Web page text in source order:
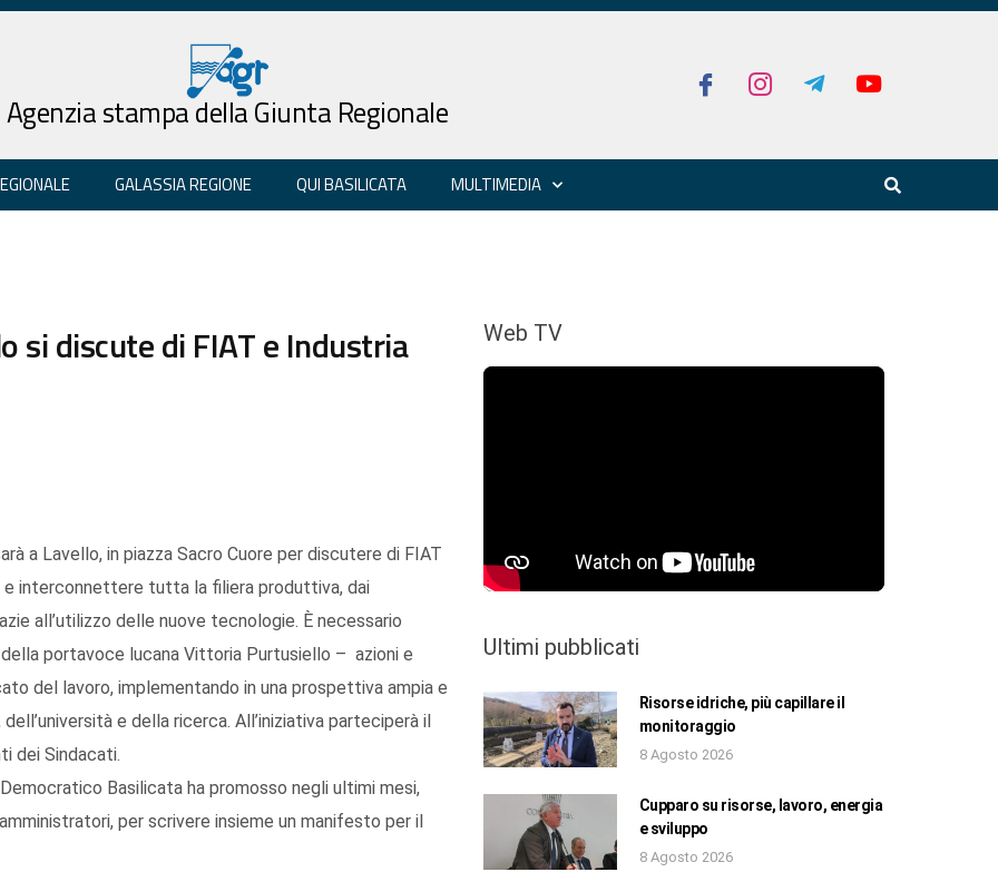
Agenzia stampa della Giunta Regionale
GALASSIA REGIONE QUI BASILICATA MULTIMEDIA
si discute di FIAT e Industria
a Lavello, in piazza Sacro Cuore per discutere di FIAT
e interconnettere tutta la filiera produttiva, dai
all’utilizzo delle nuove tecnologie. È necessario
portavoce lucana Vittoria Purtusiello – azioni e
del lavoro, implementando in una prospettiva ampia e
e della ricerca. All’iniziativa parteciperà il
dei Sindacati.
Basilicata ha promosso negli ultimi mesi,
per scrivere insieme un manifesto per il
Web TV
Ultimi pubblicati
Risorse idriche, più capillare il
monitoraggio
8 Agosto 2026
Cupparo su risorse, lavoro, energia
e sviluppo
8 Agosto 2026